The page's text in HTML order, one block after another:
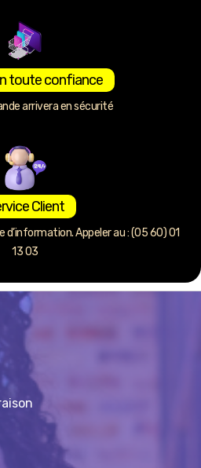
toute confiance
arrivera en sécurité
Client
Appeler au : (05 60) 01
13 03